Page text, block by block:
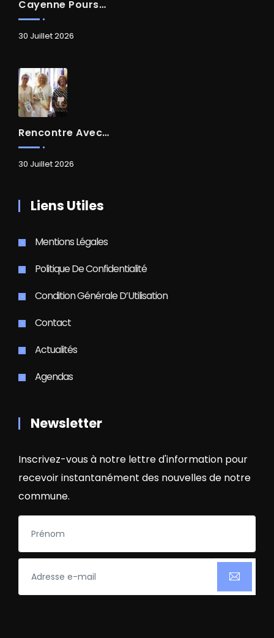
Cayenne Poursuit Sa Transformation
30 Juillet 2026
Rencontre Avec Madame Isabelle FAMARO
30 Juillet 2026
Liens Utiles
Mentions Légales
Politique De Confidentialité
Condition Générale D’Utilisation
Contact
Actualités
Agendas
Newsletter
Inscrivez-vous à notre lettre d'information pour
recevoir instantanément des nouvelles de notre
commune.